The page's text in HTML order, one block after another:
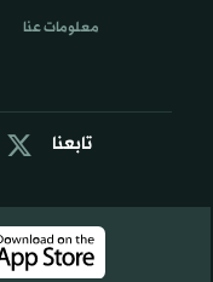
تابعنا
معلومات عنا